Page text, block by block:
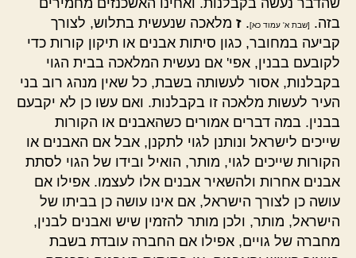
שהדבר נעשה בקבלנות. ואחינו האשכנזים מחמירים
בזה.
[שבת א' עמוד כא]. ז מלאכה שנעשית בתלוש, לצורך
קביעה במחובר, כגון סיתות אבנים או תיקון קורות כדי
לקובעם בבנין, אפי' אם נעשית המלאכה בבית הגוי
בקבלנות, אסור לעשותה בשבת, כל שאין מנהג רוב בני
העיר לעשות מלאכה זו בקבלנות. ואם עשו כן לא יקבעם
בבנין. במה דברים אמורים כשהאבנים או הקורות
שייכים לישראל ונותנן לגוי לתקנן, אבל אם האבנים או
הקורות שייכים לגוי, מותר, הואיל ובידו של הגוי לסתת
אבנים אחרות ולהשאיר אבנים אלו לעצמו. אפילו אם
עושה כן לצורך הישראל, אם אינו עושה כן בביתו של
הישראל, מותר, ולכן מותר להזמין שיש ואבנים לבנין,
מחברה של גויים, אפילו אם החברה עובדת בשבת